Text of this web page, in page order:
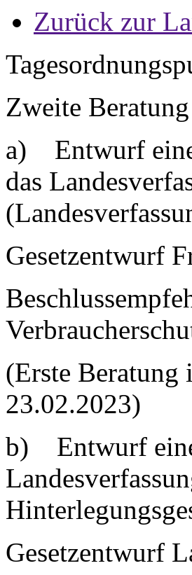
Zurück zur
Zweite Beratung
a) Entwurf
das
Gesetzentwurf
(Erste Beratung
23.02.2023)
b) Entwurf
Gesetzentwurf